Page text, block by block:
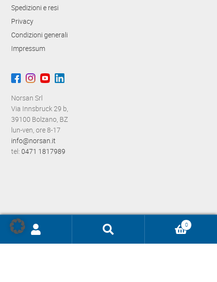
o
n
e
Spedizioni e resi
Privacy
Condizioni generali
Impressum
Norsan Srl
Via Innsbruck 29 b,
39100 Bolzano, BZ
lun-ven, ore 8-17
info@norsan.it
tel: 0471 1817989
Ricerca
0